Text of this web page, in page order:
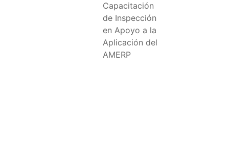
Capacitación
de Inspección
en Apoyo a la
Aplicación del
AMERP